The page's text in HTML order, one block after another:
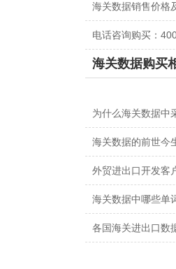
海关数据销售价格
电话咨询购买：
海关数据购买
为什么海关数据中
海关数据的前世今
外贸进出口开发客
海关数据中哪些单
各国海关进出口数